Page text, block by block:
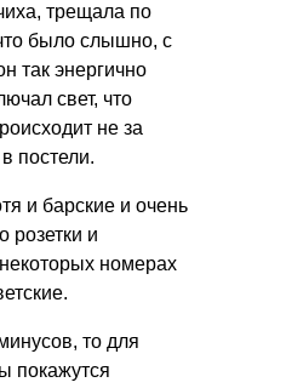
трещала по
было слышно, с
так энергично
свет, что
не за
постели.
и барские и очень
розетки и
номерах
то для
покажутся